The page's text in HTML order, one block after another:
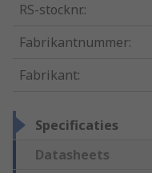
RS-stocknr.:
Fabrikantnummer:
Fabrikant:
Specificaties
Datasheets